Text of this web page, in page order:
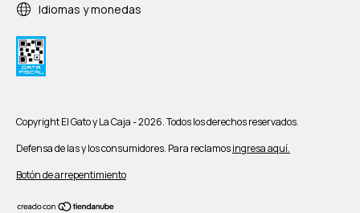
Idiomas y monedas
Copyright El Gato y La Caja - 2026. Todos los derechos reservados.
Defensa de las y los consumidores. Para reclamosingresa aquí.
Botón de arrepentimiento